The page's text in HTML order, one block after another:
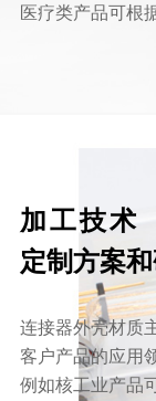
医疗类产品可根
加工技术
定制方案
连接器外壳材质
客户产品的应用
例如核工业产品